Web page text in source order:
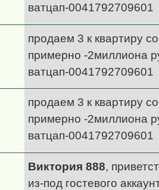
ватцап-0041792709601
продаем 3 к квартиру
примерно -2миллиона
ватцап-0041792709601
продаем 3 к квартиру
примерно -2миллиона
ватцап-0041792709601
Виктория 888,
из-под гостевого